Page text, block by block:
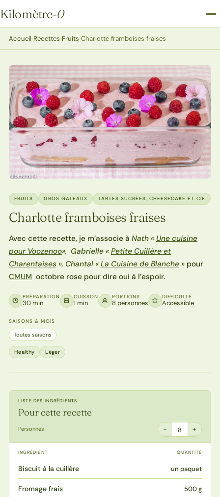
Kilomètre-0
Kilomètre-0
Accueil›Recettes›Fruits›Charlotte framboises fraises
FRUITS GROS GÂTEAUX TARTES SUCRÉES, CHEESECAKE ET CIE
Charlotte framboises fraises
Avec cette recette, je m’associe à Nath « Une cuisine
pour Voozenoo», Gabrielle « Petite Cuillère et
Charentaises », Chantal « La Cuisine de Blanche» pour
CMUM octobre rose pour dire oui à l’espoir.
PRÉPARATION
30 min
CUISSON
1 min
PORTIONS
8 personnes
DIFFICULTÉ
Accessible
SAISONS & MOIS
Toutes saisons
Healthy Léger
LISTE DES INGRÉDIENTS
Pour cette recette
Personnes − 8 +
INGRÉDIENT QUANTITÉ
Biscuit à la cuillère un paquet
Fromage frais 500 g